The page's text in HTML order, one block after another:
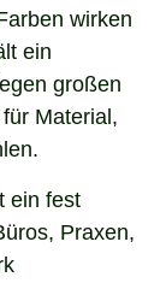
wirken
ein
großen
Material,
ein fest
Praxen,